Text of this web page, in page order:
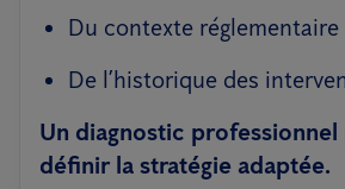
Du contexte réglementaire
De l’historique des
Un diagnostic
définir la stratégie adaptée.